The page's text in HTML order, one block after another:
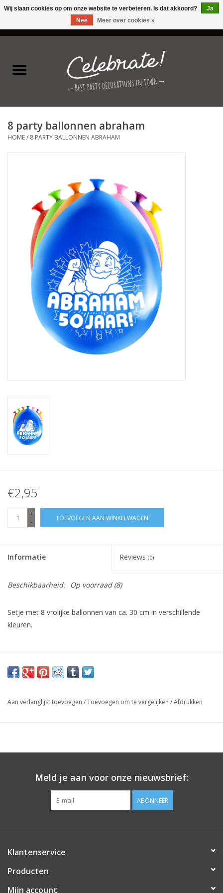
Latex ballonnen
Folie ballonnen
Verjaardag thema's
Speciale momenten
Kinderfeestjes
Cadeaus
Schmink&beauty
Accessoires
8 party ballonnen abraham
HOME/ 8 PARTY BALLONNEN ABRAHAM
€2,95
+
-
TOEVOEGEN AAN WINKELWAGEN
Informatie Reviews (0)
Beschikbaarheid: Op voorraad(8)
Setje met 8 vrolijke ballonnen van ca. 30 cm in verschillende
kleuren.
Aan verlanglijst toevoegen /Toevoegen om te vergelijken /Afdrukken
Meld je aan voor onze nieuwsbrief:
ABONNEER
Klantenservice
Producten
Mijn account
Wij slaan cookies op om onze website te verbeteren. Is dat akkoord?
Ja
Nee
Meer over cookies »